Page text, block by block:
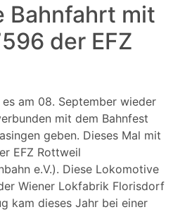
Bahnfahrt mit
der EFZ
am 08. September wieder
mit dem Bahnfest
geben. Dieses Mal mit
EFZ Rottweil
e.V.). Diese Lokomotive
Wiener Lokfabrik Florisdorf
kam dieses Jahr bei einer